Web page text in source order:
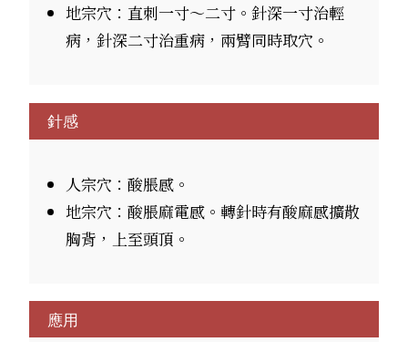
地宗穴：直刺一寸～二寸。針深一寸治輕
病，針深二寸治重病，兩臂同時取穴。
針感
人宗穴：酸脹感。
地宗穴：酸脹麻電感。轉針時有酸麻感擴散
胸背，上至頭頂。
應用